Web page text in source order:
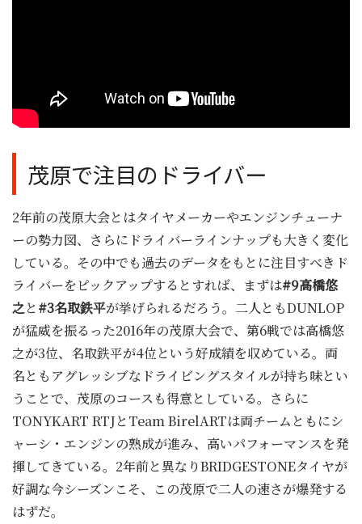
茂原で注目のドライバー
2年前の茂原大会とはタイヤメーカーやエンジンチューナ
ーの勢力図、さらにドライバーラインナップも大きく変化
している。その中でも過去のデータをもとに注目すべきド
ライバーをピックアップするとすれば、まずは#9高橋悠
之と#3名取鉄平が挙げられるだろう。二人ともDUNLOP
が猛威を振るった2016年の茂原大会で、第6戦では高橋悠
之が3位、名取鉄平が4位という好成績を収めている。両
名ともアグレッシブなドライビングスタイルが持ち味とい
うことで、茂原のコースも得意としている。さらに
TONYKART RTJとTeam BirelARTは両チームともにシ
ャーシ・エンジンの熟成が進み、高いパフォーマンスを発
揮してきている。2年前と異なりBRIDGESTONEタイヤが
好調な今シーズンこそ、この茂原で二人の速さが爆発する
はずだ。